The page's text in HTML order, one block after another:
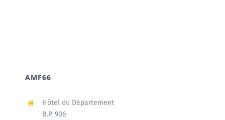
AMF66
Hôtel du Département
B.P. 906